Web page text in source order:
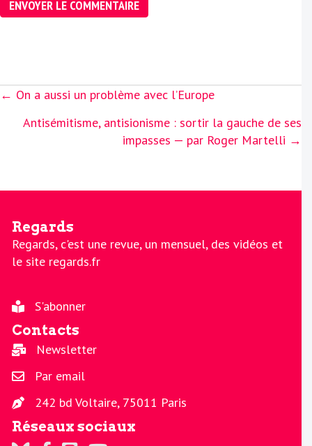
Posts
← On a aussi un problème avec l’Europe
Antisémitisme, antisionisme : sortir la gauche de ses
impasses — par Roger Martelli →
Regards
Regards, c'est une revue, un mensuel, des vidéos et
le site regards.fr
S'abonner
Contacts
Newsletter
Par email
242 bd Voltaire, 75011 Paris
Réseaux sociaux